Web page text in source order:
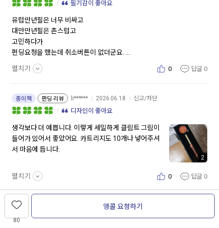
필기감이 좋아요
유럽만년필은 너무 비싸고
대만만년필은 촌스럽고
고민하다가
펀딩요청을 했는데 취소버튼이 없더군요.
찝찝한 마음에
그냥 받았는데
대박입니다. 견고하고 아름다워요.
펜촉도 독일산이라 해서그런지
부드럽고 매끈하게 써집니다.
앵콜요청 하고 갑니다.
아내가 꼭 사달라고 해서.
펼치기 0 답글0
종이책 펀딩 리뷰 li****** 2026.06.18 신고/차단
디자인이 좋아요
생각보다 더 예쁩니다. 이렇게 세밀하게 클림트 그림이
들어가 있어서 좋았어요. 카트리지도 10개나 넣어주셔
서 마음에 듭니다.
2
펼치기 0 답글0
종이책 2026.06.18 신고/차단
디자인이 좋아요
80
앵콜 요청하기